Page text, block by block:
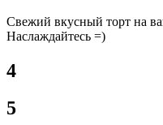
Свежий вкусный торт на
Наслаждайтесь =)
4
5